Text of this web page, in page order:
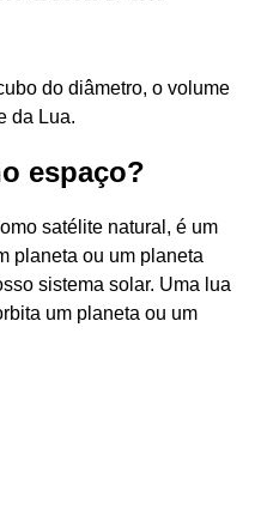
do diâmetro, o volume
da Lua.
espaço?
satélite natural, é um
planeta ou um planeta
sistema solar. Uma lua
um planeta ou um